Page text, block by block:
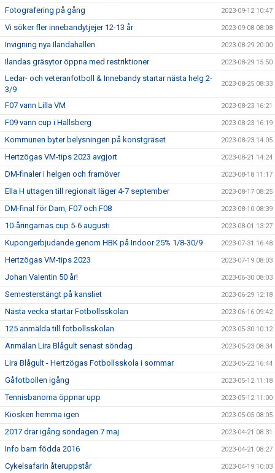
Fotografering på gång 2023-09-12 10:47
Vi söker fler innebandytjejer 12-13 år 2023-09-08 08:08
Invigning nya Ilandahallen 2023-08-29 20:00
Ilandas gräsytor öppna med restriktioner 2023-08-29 15:50
Ledar- och veteranfotboll & Innebandy startar nästa helg 2-
3/9
2023-08-25 08:33
F07 vann Lilla VM 2023-08-23 16:21
F09 vann cup i Hallsberg 2023-08-23 16:19
Kommunen byter belysningen på konstgräset 2023-08-23 14:05
Hertzögas VM-tips 2023 avgjort 2023-08-21 14:24
DM-finaler i helgen och framöver 2023-08-18 11:17
Ella H uttagen till regionalt läger 4-7 september 2023-08-17 08:25
DM-final för Dam, F07 och F08 2023-08-10 08:39
10-åringarnas cup 5-6 augusti 2023-08-01 13:27
Kupongerbjudande genom HBK på Indoor 25% 1/8-30/9 2023-07-31 16:48
Hertzögas VM-tips 2023 2023-07-19 08:03
Johan Valentin 50 år! 2023-06-30 08:03
Semesterstängt på kansliet 2023-06-29 12:18
Nästa vecka startar Fotbollsskolan 2023-06-16 09:42
125 anmälda till fotbollsskolan 2023-05-30 10:12
Anmälan Lira Blågult senast söndag 2023-05-23 08:34
Lira Blågult - Hertzögas Fotbollsskola i sommar 2023-05-22 16:44
Gåfotbollen igång 2023-05-12 11:18
Tennisbanorna öppnar upp 2023-05-12 11:00
Kiosken hemma igen 2023-05-05 08:05
2017 drar igång söndagen 7 maj 2023-04-21 08:31
Info barn födda 2016 2023-04-21 08:27
Cykelsafarin återuppstår 2023-04-19 10:03